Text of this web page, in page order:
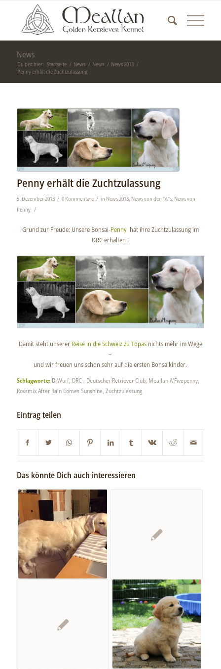
News
Du bist hier: Startseite / News / News / News 2013 /
Penny erhält die Zuchtzulassung
Penny erhält die Zuchtzulassung
5. Dezember 2013 / 0 Kommentare / in News 2013, News von den "A"s, News von
Penny /
Grund zur Freude: Unsere Bonsai-Penny hat ihre Zuchtzulassung im
DRC erhalten !
Damit steht unserer Reise in die Schweiz zu Topasnichts mehr im Wege
–
und wir freuen uns schon sehr auf die ersten Bonsaikinder.
Schlagworte: D-Wurf, DRC - Deutscher Retriever Club, Meallan A'Fivepenny,
Rossmix After Rain Comes Sunshine, Zuchtzulassung
Eintrag teilen
Das könnte Dich auch interessieren